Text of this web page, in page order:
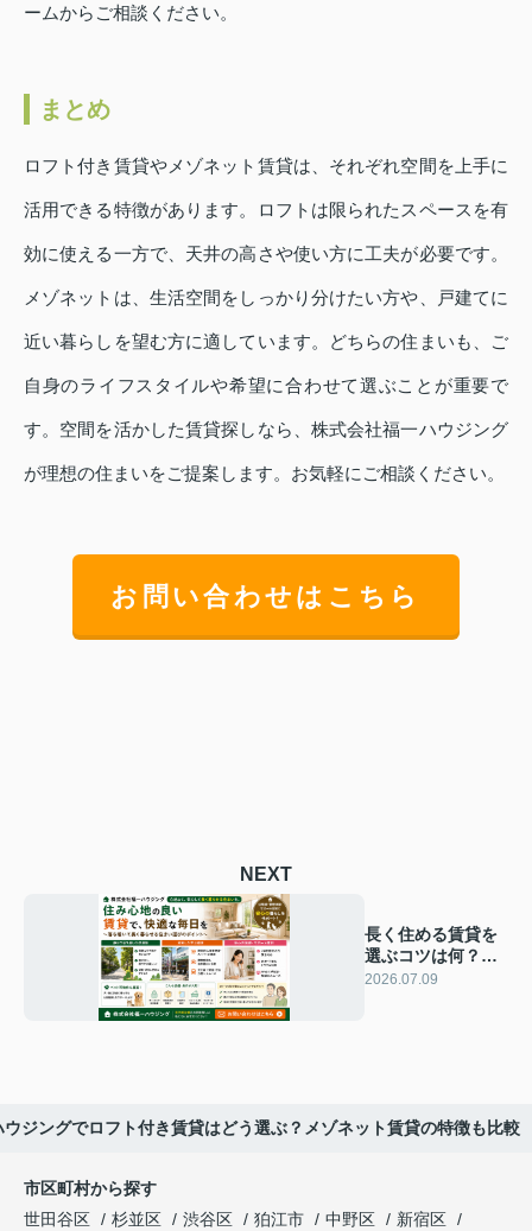
ームからご相談ください。
まとめ
ロフト付き賃貸やメゾネット賃貸は、それぞれ空間を上手に
活用できる特徴があります。ロフトは限られたスペースを有
効に使える一方で、天井の高さや使い方に工夫が必要です。
メゾネットは、生活空間をしっかり分けたい方や、戸建てに
近い暮らしを望む方に適しています。どちらの住まいも、ご
自身のライフスタイルや希望に合わせて選ぶことが重要で
す。空間を活かした賃貸探しなら、株式会社福一ハウジング
が理想の住まいをご提案します。お気軽にご相談ください。
お問い合わせはこちら
NEXT
長く住める賃貸を
選ぶコツは何？住
み心地良い物件の
2026.07.09
ジングでロフト付き賃貸はどう選ぶ？メゾネット賃貸の特徴も比較
市区町村から探す
世田谷区
杉並区 渋谷区 狛江市 中野区
新宿区